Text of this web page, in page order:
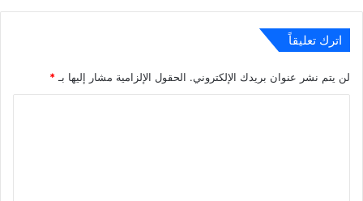
اترك تعليقاً
لن يتم نشر عنوان بريدك الإلكتروني. الحقول الإلزامية مشار إليها بـ *